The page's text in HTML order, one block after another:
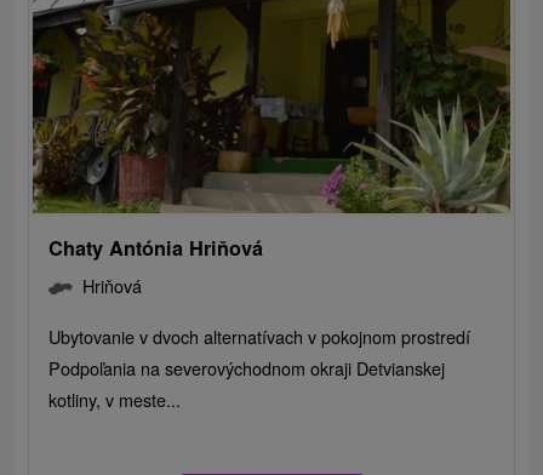
Chaty Antónia Hriňová
Hriňová
Ubytovanie v dvoch alternatívach v pokojnom prostredí
Podpoľania na severovýchodnom okraji Detvianskej
kotliny, v meste...